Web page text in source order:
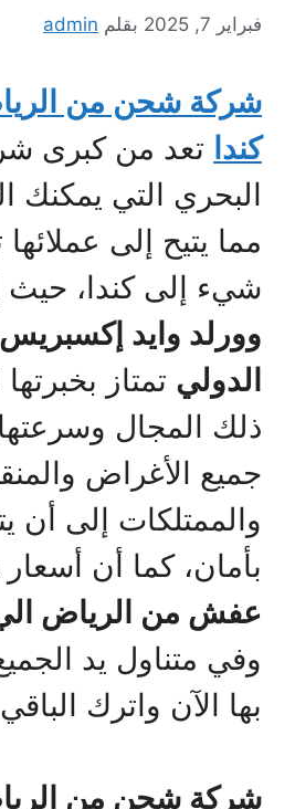
فبراير 7, 2025 بقلم admin
شركة شحن من
كندا تعد من كبرى
البحري التي يمكنك
مما يتيح إلى
شيء إلى كندا، حيث
وورلد وايد
الدولي تمتاز
ذلك المجال وسرعتها
جميع الأغراض
والممتلكات إلى أن
بأمان، كما أن أسعار
عفش من الرياض الي
وفي متناول يد
بها الآن واترك
شركة شحن من